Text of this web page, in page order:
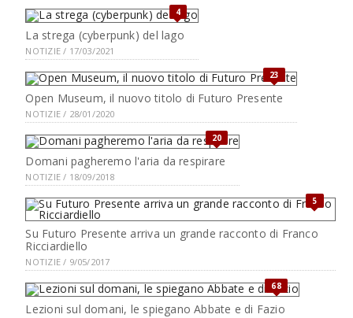
4
La strega (cyberpunk) del lago
NOTIZIE / 17/03/2021
23
Open Museum, il nuovo titolo di Futuro Presente
NOTIZIE / 28/01/2020
20
Domani pagheremo l'aria da respirare
NOTIZIE / 18/09/2018
5
Su Futuro Presente arriva un grande racconto di Franco
Ricciardiello
NOTIZIE / 9/05/2017
68
Lezioni sul domani, le spiegano Abbate e di Fazio